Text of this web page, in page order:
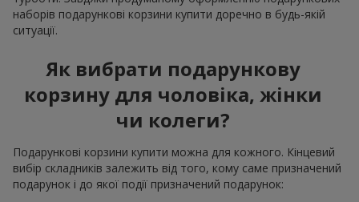
наборів подарункові корзини купити доречно в будь-якій
ситуації.
Як вибрати подарункову
корзину для чоловіка, жінки
чи колеги?
Подарункові корзини купити можна для кожного. Кінцевий
вибір складників залежить від того, кому саме призначений
подарунок і до якої події призначений подарунок: